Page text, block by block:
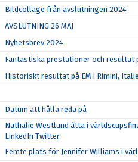
Bildcollage från avslutningen 2024
AVSLUTNING 26 MAJ
Nyhetsbrev 2024
Fantastiska prestationer och resultat
Historiskt resultat på EM i Rimini,
Datum att hålla reda på
Nathalie Westlund åtta i
LinkedIn Twitter
Femte plats för Jennifer Williams i